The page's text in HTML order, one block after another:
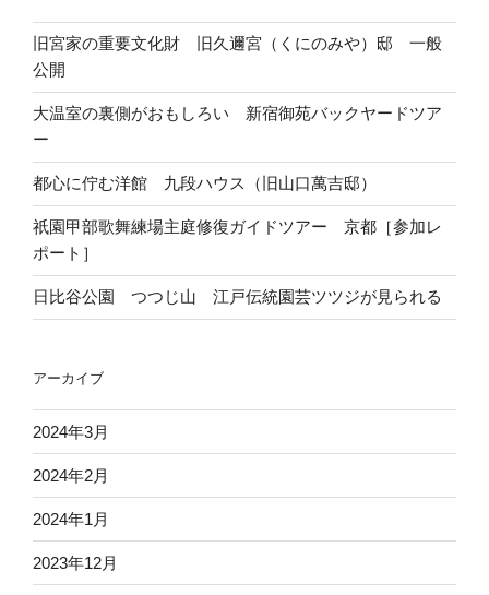
旧宮家の重要文化財 旧久邇宮（くにのみや）邸 一般
公開
大温室の裏側がおもしろい 新宿御苑バックヤードツア
ー
都心に佇む洋館 九段ハウス（旧山口萬吉邸）
祇園甲部歌舞練場主庭修復ガイドツアー 京都［参加レ
ポート］
日比谷公園 つつじ山 江戸伝統園芸ツツジが見られる
アーカイブ
2024年3月
2024年2月
2024年1月
2023年12月